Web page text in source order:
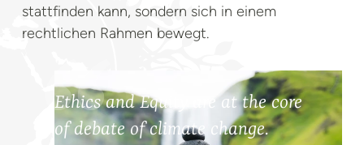
stattfinden kann, sondern sich in einem
rechtlichen Rahmen bewegt.
Ethics and Equity are at the core
of debate of climate change.